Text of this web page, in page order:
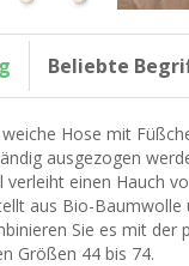
Beliebte
Hose mit
ausgezogen
verleiht einen Hauch
aus Bio-
Sie es mit
Größen 44 bis 74.